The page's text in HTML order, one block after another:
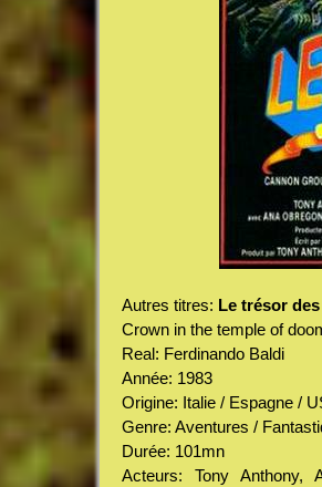
Autres titres: Le trésor
Crown in the temple of
Real: Ferdinando Baldi
Année: 1983
Origine: Italie / Espagne /
Genre: Aventures /
Durée: 101mn
Acteurs: Tony Anthony,